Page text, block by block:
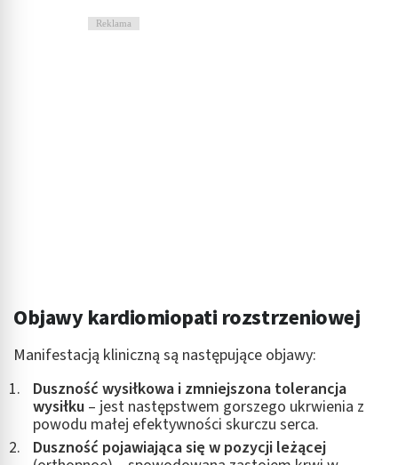
Reklama
Objawy kardiomiopati rozstrzeniowej
Manifestacją kliniczną są następujące objawy:
Duszność wysiłkowa i zmniejszona tolerancja
wysiłku – jest następstwem gorszego ukrwienia z
powodu małej efektywności skurczu serca.
Duszność pojawiająca się w pozycji leżącej